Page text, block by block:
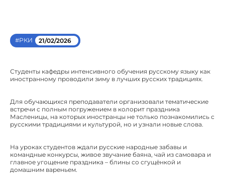
#РКИ 21/02/2026
Студенты кафедры интенсивного обучения русскому языку как
иностранному проводили зиму в лучших русских традициях.
Для обучающихся преподаватели организовали тематические
встречи с полным погружением в колорит праздника
Масленицы, на которых иностранцы не только познакомились с
русскими традициями и культурой, но и узнали новые слова.
На уроках студентов ждали русские народные забавы и
командные конкурсы, живое звучание баяна, чай из самовара и
главное угощение праздника – блины со сгущёнкой и
домашним вареньем.